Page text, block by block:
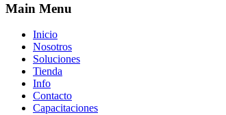
Main Menu
Inicio
Nosotros
Soluciones
Tienda
Info
Contacto
Capacitaciones